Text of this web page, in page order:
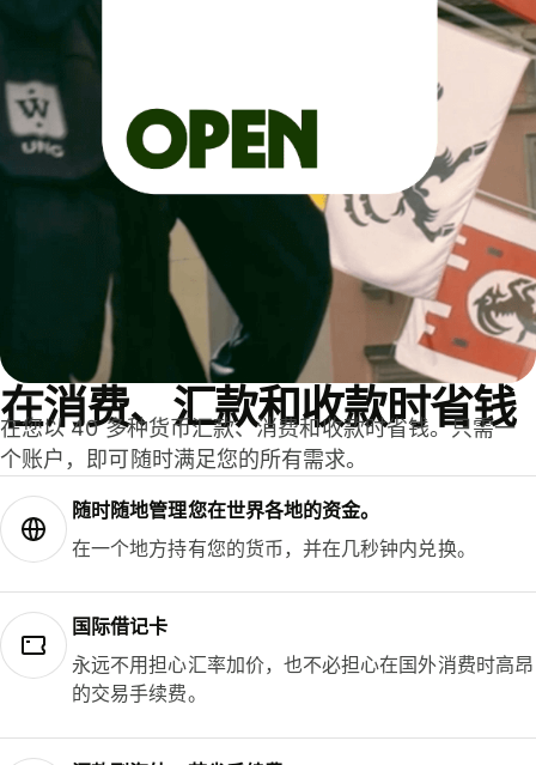
在消费、汇款和收款时省钱
在您以 40 多种货币汇款、消费和收款时省钱。只需一
个账户，即可随时满足您的所有需求。
随时随地管理您在世界各地的资金。
在一个地方持有您的货币，并在几秒钟内兑换。
国际借记卡
永远不用担心汇率加价，也不必担心在国外消费时高昂
的交易手续费。